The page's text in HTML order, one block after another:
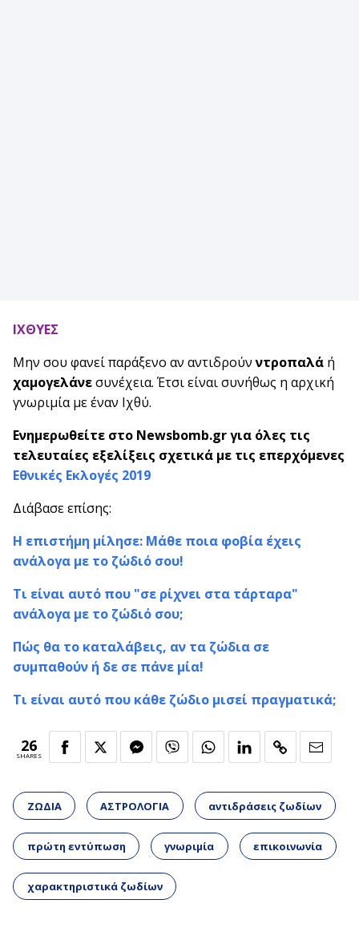
ΙΧΘΥΕΣ
Μην σου φανεί παράξενο αν αντιδρούνντροπαλά ή
χαμογελάνεσυνέχεια. Έτσι είναι συνήθως η αρχική
γνωριμία με έναν Ιχθύ.
Ενημερωθείτε στο Newsbomb.gr για όλες τις
τελευταίες εξελίξεις σχετικά με τις επερχόμενες
Εθνικές Εκλογές 2019
Διάβασε επίσης:
Η επιστήμη μίλησε: Μάθε ποια φοβία έχεις
ανάλογα με το ζώδιό σου!
Τι είναι αυτό που "σε ρίχνει στα τάρταρα"
ανάλογα με το ζώδιό σου;
Πώς θα το καταλάβεις, αν τα ζώδια σε
συμπαθούν ή δε σε πάνε μία!
Τι είναι αυτό που κάθε ζώδιο μισεί πραγματικά;
26
SHARES
ΖΩΔΙΑ ΑΣΤΡΟΛΟΓΙΑ αντιδράσεις ζωδίων
πρώτη εντύπωση γνωριμία επικοινωνία
χαρακτηριστικά ζωδίων